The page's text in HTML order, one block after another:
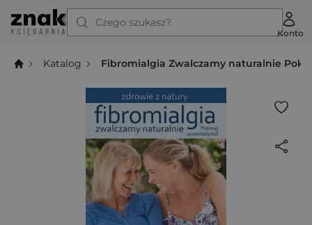
Czego szukasz?
Konto
Katalog Fibromialgia Zwalczamy naturalnie